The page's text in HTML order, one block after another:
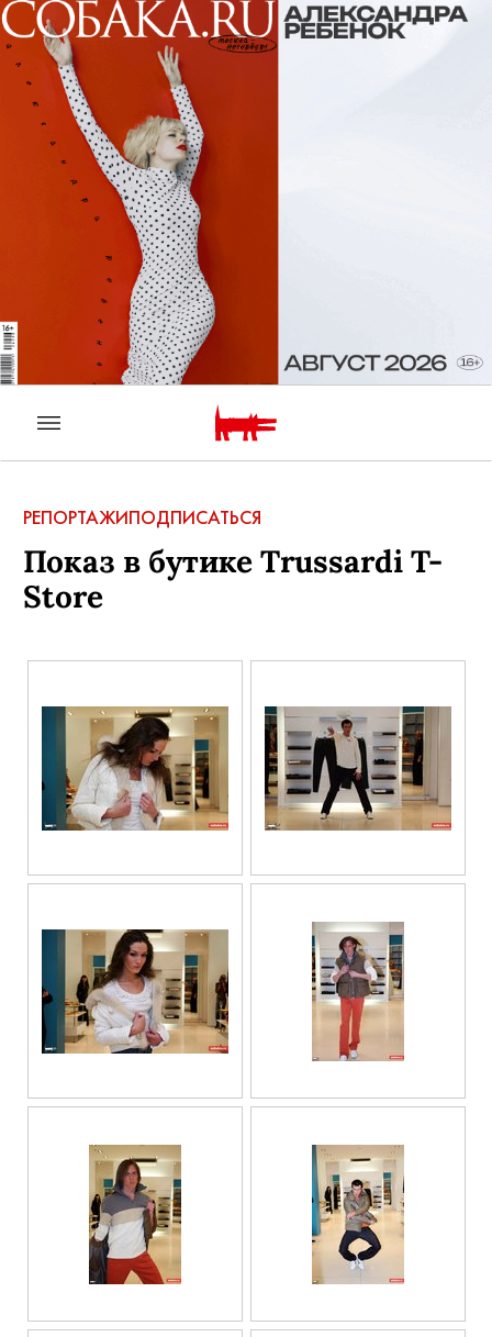
РЕПОРТАЖИПОДПИСАТЬСЯ
Показ в бутике Trussardi T-
Store